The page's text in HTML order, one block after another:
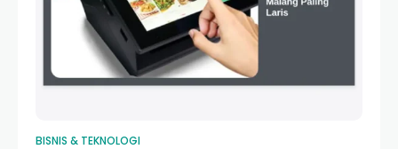
BISNIS & TEKNOLOGI